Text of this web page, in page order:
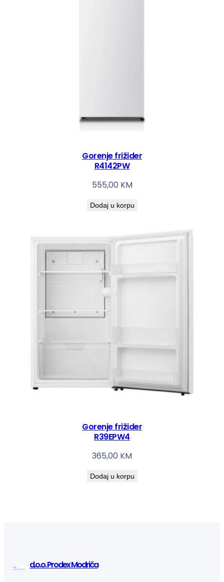
Gorenje frižider
R4142PW
555,00 KM
Dodaj u korpu
Gorenje frižider
R39EPW4
365,00 KM
Dodaj u korpu
d.o.o. Prodex Modriča